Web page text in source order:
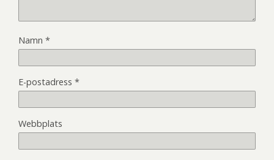
Namn *
E-postadress *
Webbplats